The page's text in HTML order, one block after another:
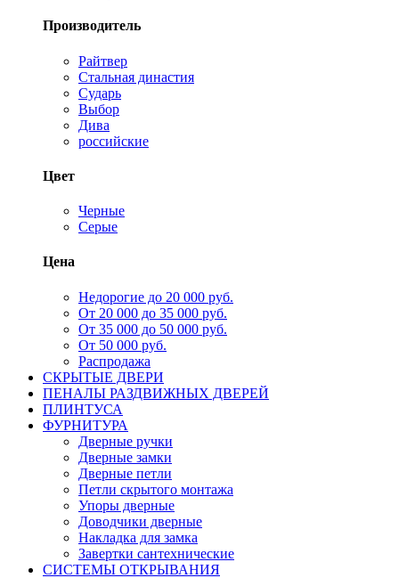
Производитель
Райтвер
Стальная династия
Сударь
Выбор
Дива
российские
Цвет
Черные
Серые
Цена
Недорогие до 20 000 руб.
От 20 000 до 35 000 руб.
От 35 000 до 50 000 руб.
От 50 000 руб.
Распродажа
СКРЫТЫЕ ДВЕРИ
ПЕНАЛЫ РАЗДВИЖНЫХ ДВЕРЕЙ
ПЛИНТУСА
ФУРНИТУРА
Дверные ручки
Дверные замки
Дверные петли
Петли скрытого монтажа
Упоры дверные
Доводчики дверные
Накладка для замка
Завертки сантехнические
СИСТЕМЫ ОТКРЫВАНИЯ